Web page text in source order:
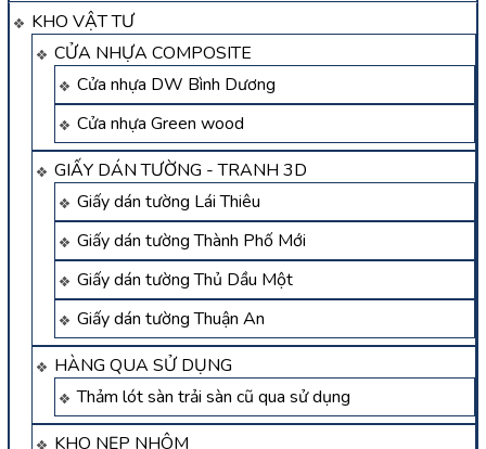
KHO VẬT TƯ
CỬA NHỰA COMPOSITE
Cửa nhựa DW Bình Dương
Cửa nhựa Green wood
GIẤY DÁN TƯỜNG - TRANH 3D
Giấy dán tường Lái Thiêu
Giấy dán tường Thành Phố Mới
Giấy dán tường Thủ Dầu Một
Giấy dán tường Thuận An
HÀNG QUA SỬ DỤNG
Thảm lót sàn trải sàn cũ qua sử dụng
KHO NẸP NHÔM